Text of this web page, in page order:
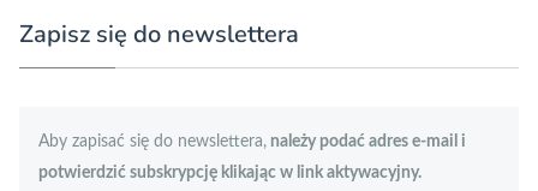
Zapisz się do newslettera
Aby zapisać się do newslettera, należy podać adres e-mail i
potwierdzić subskrypcję klikając w link aktywacyjny.